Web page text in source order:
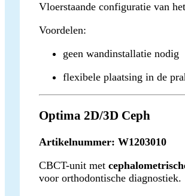
Vloerstaande configuratie van
Voordelen:
geen wandinstallatie nodig
flexibele plaatsing in de
Optima 2D/3D Ceph
Artikelnummer: W1203010
CBCT-unit met
voor orthodontische diagnostiek.